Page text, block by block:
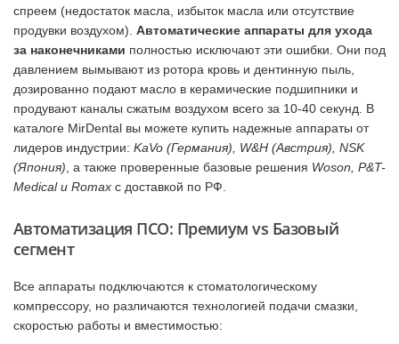
спреем (недостаток масла, избыток масла или отсутствие
продувки воздухом). Автоматические аппараты для ухода
за наконечниками полностью исключают эти ошибки. Они под
давлением вымывают из ротора кровь и дентинную пыль,
дозированно подают масло в керамические подшипники и
продувают каналы сжатым воздухом всего за 10-40 секунд. В
каталоге MirDental вы можете купить надежные аппараты от
лидеров индустрии: KaVo (Германия), W&H (Австрия), NSK
(Япония) , а также проверенные базовые решения Woson, P&T-
Medical и Romax с доставкой по РФ.
Автоматизация ПСО: Премиум vs Базовый
сегмент
Все аппараты подключаются к стоматологическому
компрессору, но различаются технологией подачи смазки,
скоростью работы и вместимостью: